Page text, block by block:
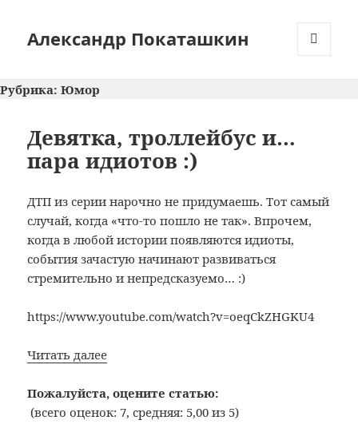
Александр Покаташкин
Рубрика: Юмор
Девятка, троллейбус и…
пара идиотов :)
ДТП из серии нарочно не придумаешь. Тот самый
случай, когда «что-то пошло не так». Впрочем,
когда в любой истории появляются идиоты,
события зачастую начинают развиваться
стремительно и непредсказуемо… :)
https://www.youtube.com/watch?v=oeqCkZHGKU4
Читать далееДевятка,
и…
пара
Пожалуйста, оцените статью:
(всего оценок: 7, средняя: 5,00 из 5)